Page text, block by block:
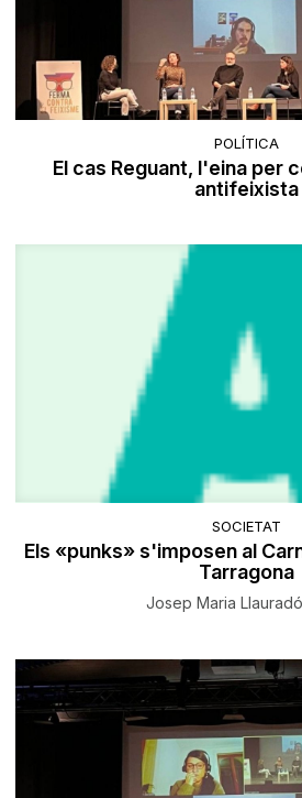
POLÍTICA
El cas Reguant, l'eina per
antifeixista
SOCIETAT
Els «punks» s'imposen al
Tarragona
Josep Maria